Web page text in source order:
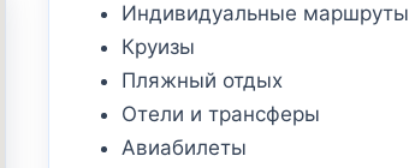
Индивидуальные маршруты
Круизы
Пляжный отдых
Отели и трансферы
Авиабилеты